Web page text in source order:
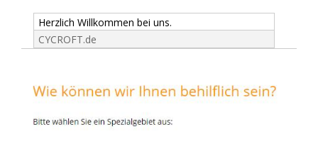
Herzlich Willkommen bei uns.
CYCROFT.de